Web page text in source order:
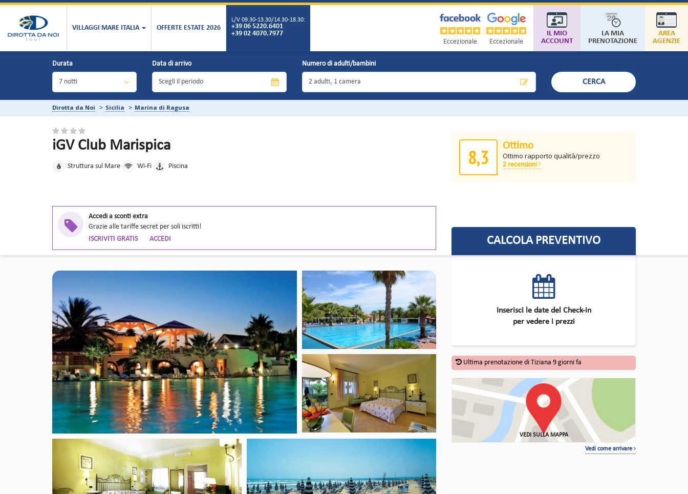
Eccezionale Eccezionale
IL MIO
ACCOUNT
LA MIA
PRENOTAZIONE
AREA
AGENZIE
VILLAGGI MARE ITALIA OFFERTE ESTATE 2026
L/V 09.30-13.30/14.30-18.30:
+39 06 5220.6401
+39 02 4070.7977
Durata Data di arrivo Numero di adulti/bambini
CERCA
Dirotta da Noi Sicilia Marina di Ragusa
iGV Club Marispica
Struttura sul Mare Wi-Fi Piscina
Accedi a sconti extra
Grazie alle tariffe secret per soli iscritti!
ISCRIVITI GRATIS
ACCEDI
8,3 Ottimo
Ottimo rapporto qualità/prezzo
2 recensioni
CALCOLA PREVENTIVO
Inserisci le date del Check-in
per vedere i prezzi
Ultima prenotazione di Tiziana 9 giorni fa
VEDI SULLA MAPPA
Vedi come arrivare